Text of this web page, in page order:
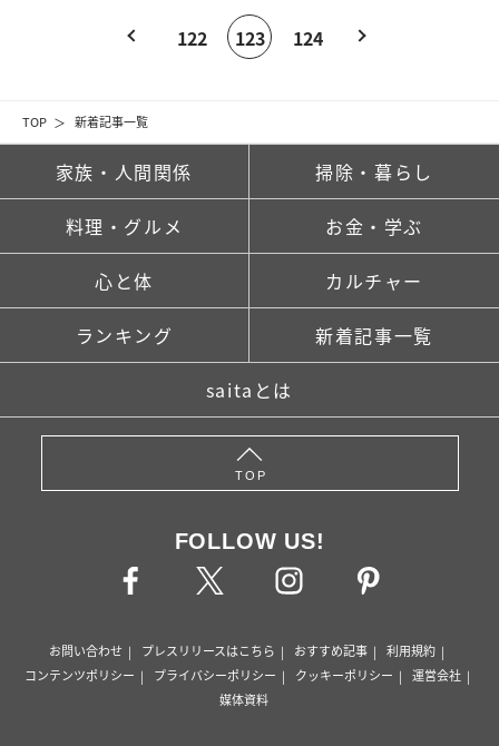
TOP 新着記事一覧
122 123 124
家族・人間関係 掃除・暮らし
料理・グルメ お金・学ぶ
心と体 カルチャー
ランキング 新着記事一覧
saitaとは
TOP
FOLLOW US!
お問い合わせ プレスリリースはこちら おすすめ記事
利用規約
コンテンツポリシー
プライバシーポリシー クッキーポリシー
運営会社
媒体資料